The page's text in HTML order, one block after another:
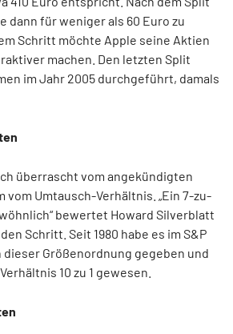
dann für weniger als 60 Euro zu
Schritt möchte Apple seine Aktien
machen. Den letzten Split
im Jahr 2005 durchgeführt, damals
überrascht vom angekündigten
vom Umtausch-Verhältnis. „Ein 7-zu-
bewertet Howard Silverblatt
Schritt. Seit 1980 habe es im S&P
dieser Größenordnung gegeben und
10 zu 1 gewesen.